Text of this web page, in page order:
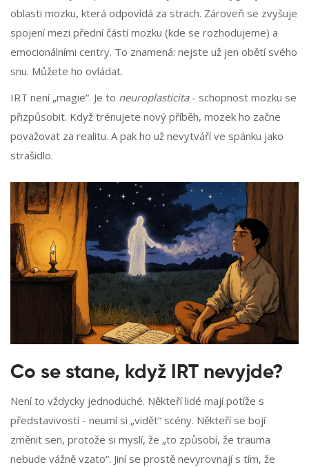
oblasti mozku, která odpovídá za strach. Zároveň se zvyšuje
spojení mezi přední částí mozku (kde se rozhodujeme) a
emocionálními centry. To znamená: nejste už jen obětí svého
snu. Můžete ho ovládat.
IRT není „magie“. Je to neuroplasticita- schopnost mozku se
přizpůsobit. Když trénujete nový příběh, mozek ho začne
považovat za realitu. A pak ho už nevytváří ve spánku jako
strašidlo.
Co se stane, když IRT nevyjde?
Není to vždycky jednoduché. Někteří lidé mají potíže s
představivostí - neumí si „vidět“ scény. Někteří se bojí
změnit sen, protože si myslí, že „to způsobí, že trauma
nebude vážně vzato“. Jiní se prostě nevyrovnají s tím, že